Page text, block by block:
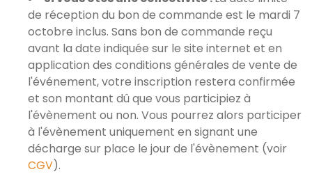
de réception du bon de commande est le mardi 7
octobre inclus. Sans bon de commande reçu
avant la date indiquée sur le site internet et en
application des conditions générales de vente de
l'événement, votre inscription restera confirmée
et son montant dû que vous participiez à
l'évènement ou non. Vous pourrez alors participer
à l'évènement uniquement en signant une
décharge sur place le jour de l'évènement (voir
CGV).